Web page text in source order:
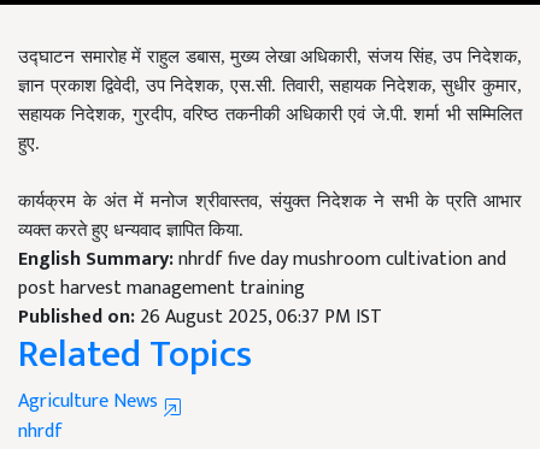
उद्घाटन समारोह में राहुल डबास, मुख्य लेखा अधिकारी, संजय सिंह, उप निदेशक,
ज्ञान प्रकाश द्विवेदी, उप निदेशक, एस.सी. तिवारी, सहायक निदेशक, सुधीर कुमार,
सहायक निदेशक, गुरदीप, वरिष्ठ तकनीकी अधिकारी एवं जे.पी. शर्मा भी सम्मिलित
हुए.
कार्यक्रम के अंत में मनोज श्रीवास्तव, संयुक्त निदेशक ने सभी के प्रति आभार
व्यक्त करते हुए धन्यवाद ज्ञापित किया.
English Summary:nhrdf five day mushroom cultivation and
post harvest management training
Published on:26 August 2025, 06:37 PM IST
Related Topics
Agriculture News
nhrdf